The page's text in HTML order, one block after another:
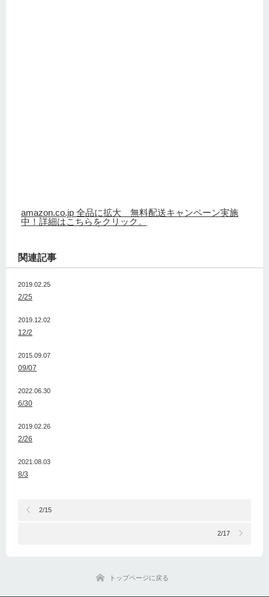
amazon.co.jp 全品に拡大 無料配送キャンペーン実施
中！詳細はこちらをクリック。
関連記事
2019.02.25
2/25
2019.12.02
12/2
2015.09.07
09/07
2022.06.30
6/30
2019.02.26
2/26
2021.08.03
8/3
2/15
2/17
トップページに戻る